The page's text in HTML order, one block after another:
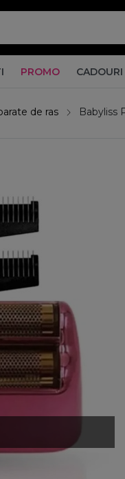
PROMO CADOURI
de ras Babyliss